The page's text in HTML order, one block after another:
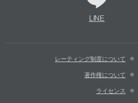
LINE
レーティング制度について
著作権について
ライセンス